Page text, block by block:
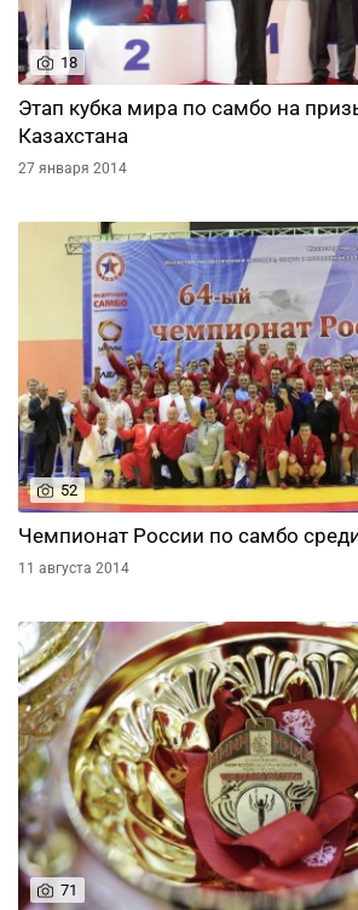
18
Этап кубка мира по самбо на
Казахстана
27 января 2014
52
Чемпионат России по самбо
11 августа 2014
71